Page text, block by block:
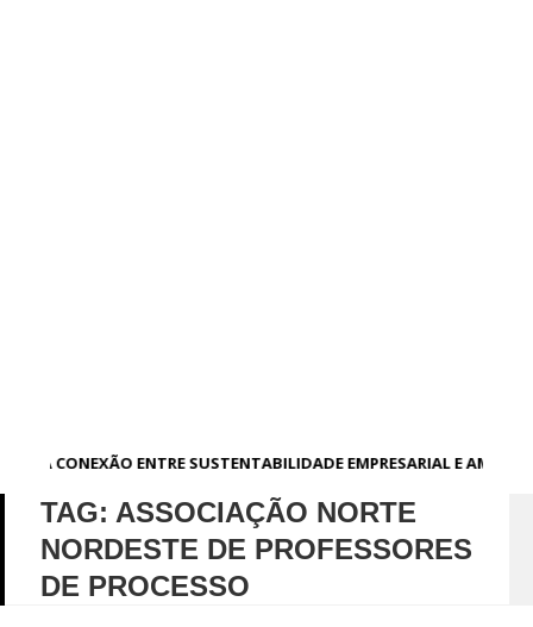
A CONEXÃO ENTRE SUSTENTABILIDADE EMPRESARIAL E
TAG: ASSOCIAÇÃO NORTE
NORDESTE DE PROFESSORES
DE PROCESSO